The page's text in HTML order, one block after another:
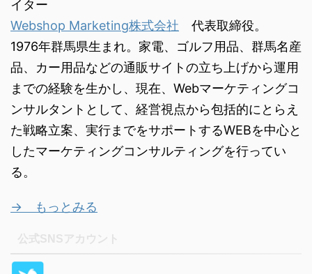
イター
Webshop Marketing株式会社 代表取締役。
1976年群馬県生まれ。家電、ゴルフ用品、群馬名産
品、カー用品などの通販サイトの立ち上げから運用
までの経験を生かし、現在、Webマーケティングコ
ンサルタントとして、経営視点から包括的にとらえ
た戦略立案、実行までをサポートするWEBを中心と
したマーケティングコンサルティングを行ってい
る。
→ もっとみる